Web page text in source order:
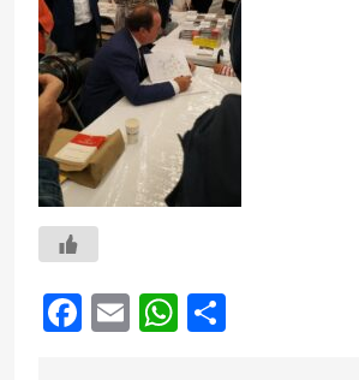
Facebook
EmailWhatsApp